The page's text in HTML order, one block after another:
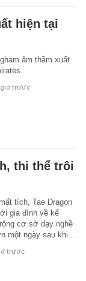
hiện tại
âm thầm xuất
trước
thi thể trôi
tích, Tae Dragon
gia đình về kế
cơ sở dạy nghề
một ngày sau khi…
trước